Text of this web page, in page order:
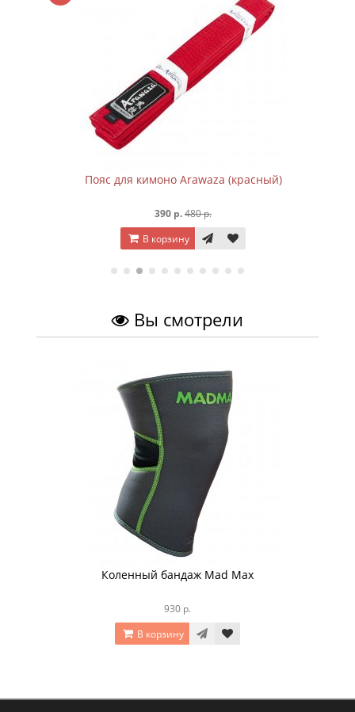
Пояс для кимоно Arawaza (красный)
390 р. 480 р.
В корзину
Вы смотрели
Коленный бандаж Mad Max
930 р.
В корзину